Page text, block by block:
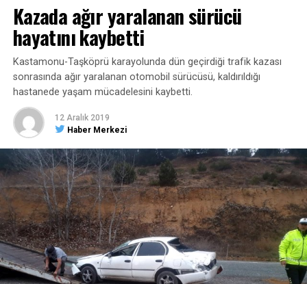
Facebook Yorumları
ETIKETLER KAZA MANŞET
SONRAKI HABER
Babaş, dernekleri ve odaları ziyaret etti
ÖNCEKI HABER
Kazada ağır yaralanan sürücü
hayatını kaybetti
Kastamonu-Taşköprü karayolunda dün geçirdiği trafik kazası
sonrasında ağır yaralanan otomobil sürücüsü, kaldırıldığı
hastanede yaşam mücadelesini kaybetti.
12 Aralık 2019
Haber Merkezi